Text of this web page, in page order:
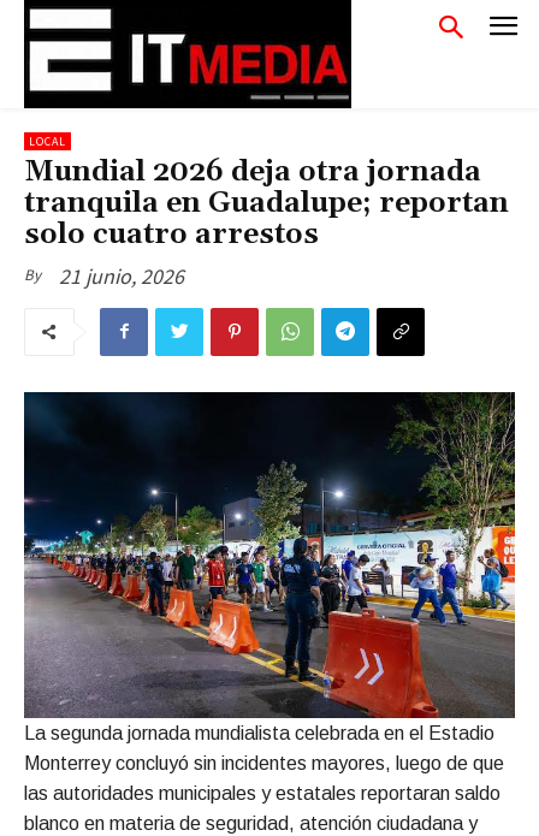
LOCAL
Mundial 2026 deja otra jornada
tranquila en Guadalupe; reportan
solo cuatro arrestos
By 21 junio, 2026
La segunda jornada mundialista celebrada en el Estadio
Monterrey concluyó sin incidentes mayores, luego de que
las autoridades municipales y estatales reportaran saldo
blanco en materia de seguridad, atención ciudadana y